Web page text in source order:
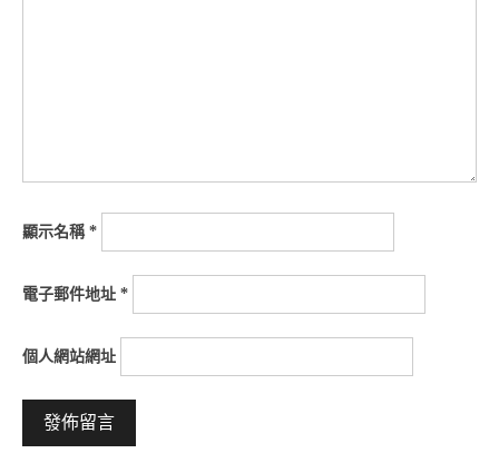
顯示名稱*
電子郵件地址 *
個人網站網址